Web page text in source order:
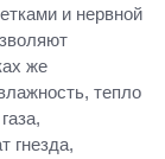
и нервной
же
тепло
гнезда,